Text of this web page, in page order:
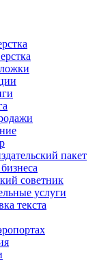
пакет
советник
услуги
текста